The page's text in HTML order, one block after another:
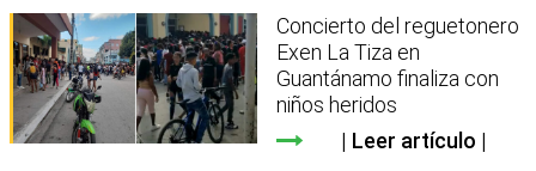
Concierto del reguetonero
Exen La Tiza en
Guantánamo finaliza con
niños heridos
Leer artículo